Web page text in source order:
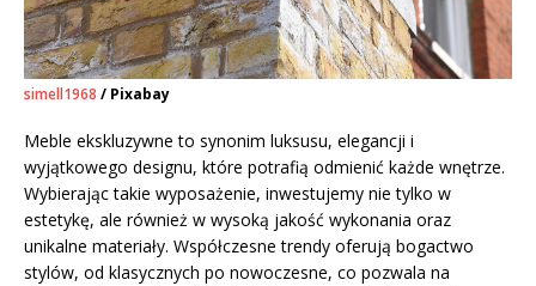
simell1968 / Pixabay
Meble ekskluzywne to synonim luksusu, elegancji i
wyjątkowego designu, które potrafią odmienić każde wnętrze.
Wybierając takie wyposażenie, inwestujemy nie tylko w
estetykę, ale również w wysoką jakość wykonania oraz
unikalne materiały. Współczesne trendy oferują bogactwo
stylów, od klasycznych po nowoczesne, co pozwala na